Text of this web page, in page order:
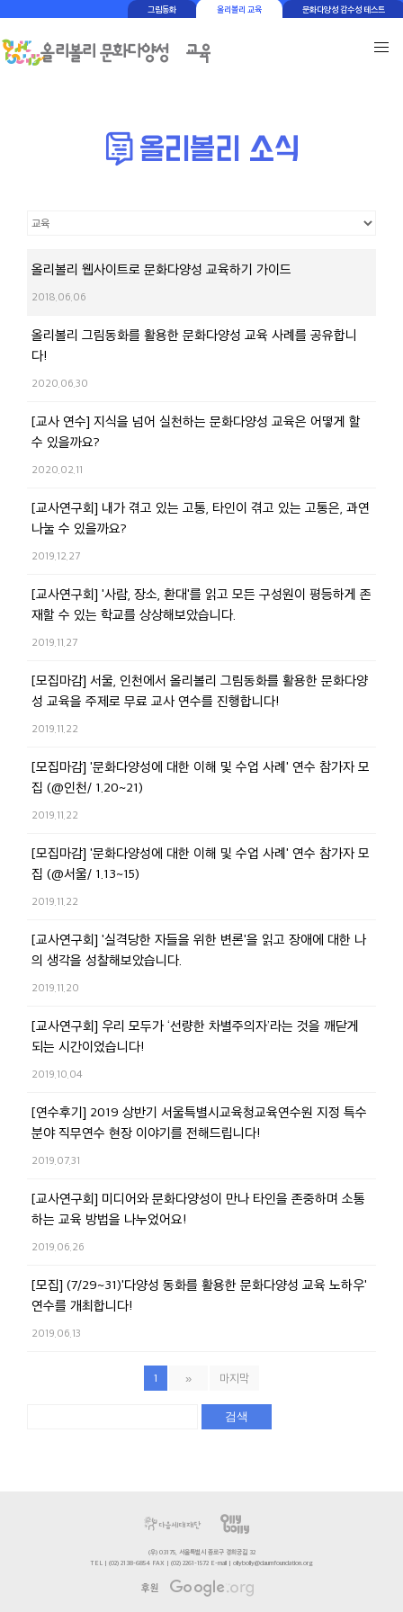
그림동화 올리볼리 교육 문화다양성 감수성 테스트
올리볼리 웹사이트로 문화다양성 교육하기 가이드
2018.06.06
올리볼리 그림동화를 활용한 문화다양성 교육 사례를 공유합니
다!
2020.06.30
[교사 연수] 지식을 넘어 실천하는 문화다양성 교육은 어떻게 할
수 있을까요?
2020.02.11
[교사연구회] 내가 겪고 있는 고통, 타인이 겪고 있는 고통은, 과연
나눌 수 있을까요?
2019.12.27
[교사연구회] '사람, 장소, 환대'를 읽고 모든 구성원이 평등하게 존
재할 수 있는 학교를 상상해보았습니다.
2019.11.27
[모집마감] 서울, 인천에서 올리볼리 그림동화를 활용한 문화다양
성 교육을 주제로 무료 교사 연수를 진행합니다!
2019.11.22
[모집마감] '문화다양성에 대한 이해 및 수업 사례' 연수 참가자 모
집 (@인천/ 1.20~21)
2019.11.22
[모집마감] '문화다양성에 대한 이해 및 수업 사례' 연수 참가자 모
집 (@서울/ 1.13~15)
2019.11.22
[교사연구회] '실격당한 자들을 위한 변론'을 읽고 장애에 대한 나
의 생각을 성찰해보았습니다.
2019.11.20
[교사연구회] 우리 모두가 ‘선량한 차별주의자’라는 것을 깨닫게
되는 시간이었습니다!
2019.10.04
[연수후기] 2019 상반기 서울특별시교육청교육연수원 지정 특수
분야 직무연수 현장 이야기를 전해드립니다!
2019.07.31
[교사연구회] 미디어와 문화다양성이 만나 타인을 존중하며 소통
하는 교육 방법을 나누었어요!
2019.06.26
[모집] (7/29~31)'다양성 동화를 활용한 문화다양성 교육 노하우'
연수를 개최합니다!
2019.06.13
1 » 마지막
검색
(우) 03175, 서울특별시 종로구 경희궁길 32
TEL | (02) 2138-6854 FAX | (02) 2261-1572 E-mail | ollybolly@daumfoundation.org
후원